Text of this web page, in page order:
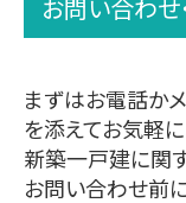
お問い合わせ
まずはお電話か
を添えてお気軽に
新築一戸建に関
お問い合わせ前